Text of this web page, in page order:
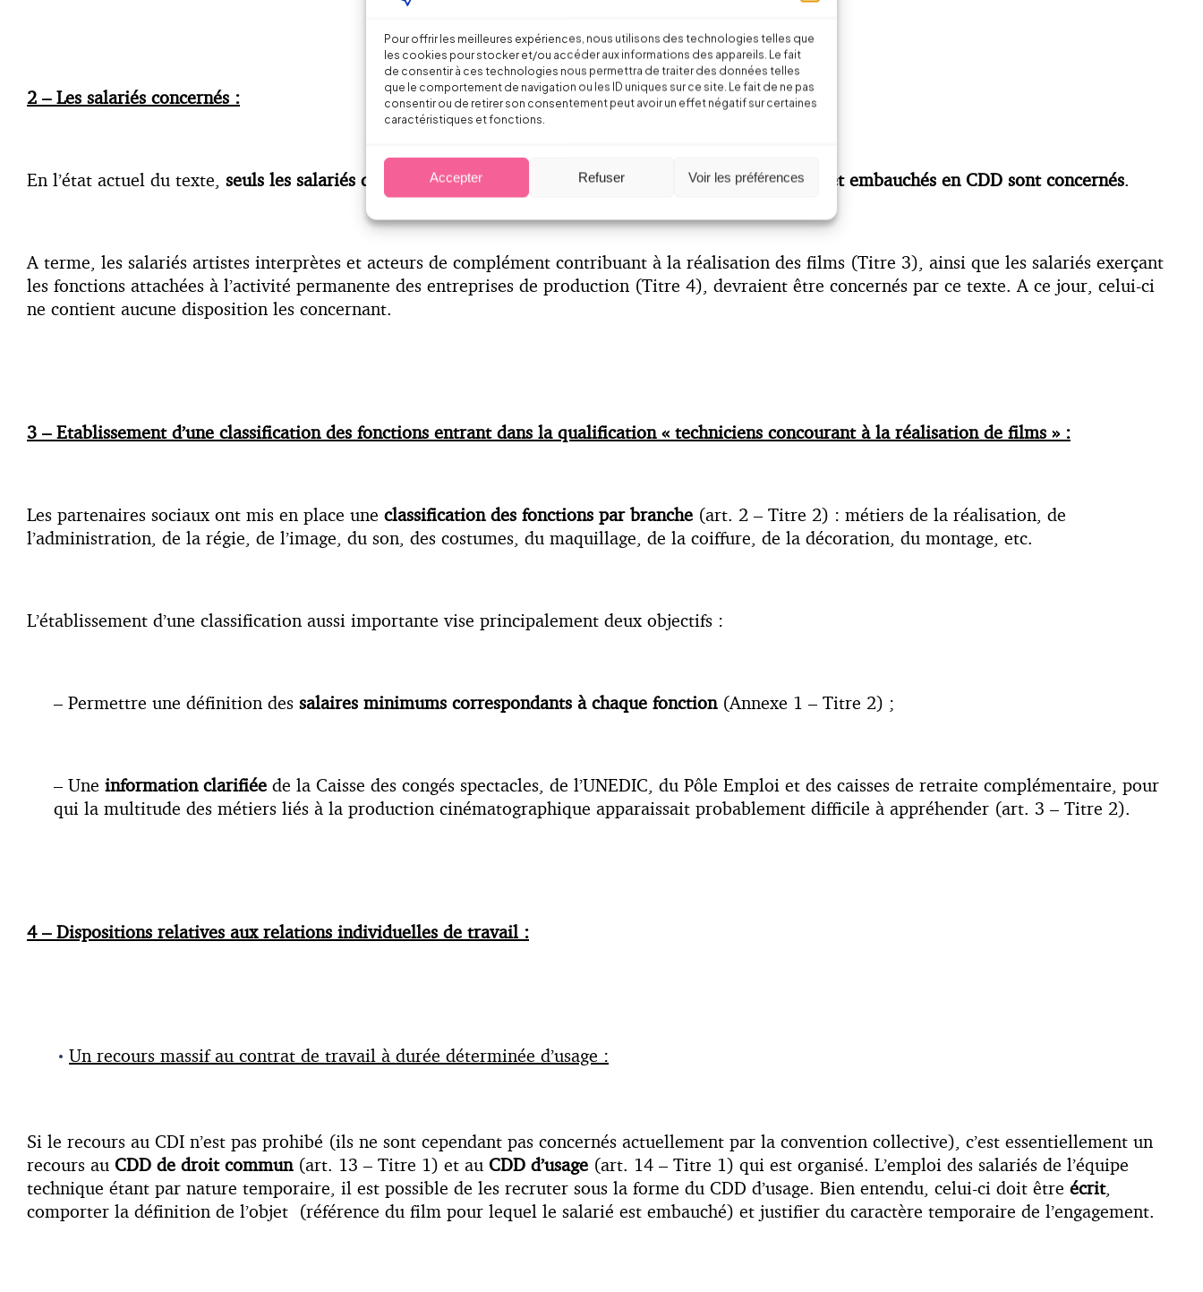
Pour offrir les meilleures expériences, nous utilisons des technologies telles que
les cookies pour stocker et/ou accéder aux informations des appareils. Le fait
de consentir à ces technologies nous permettra de traiter des données telles
que le comportement de navigation ou les ID uniques sur ce site. Le fait de ne pas
consentir ou de retirer son consentement peut avoir un effet négatif sur certaines
caractéristiques et fonctions.
Accepter Refuser Voir les préférences
2 – Les salariés concernés :
En l’état actuel du texte, seuls les salariés de l’équipe technique contribuant à la réalisation des films et embauchés en CDD sont concernés.
A terme, les salariés artistes interprètes et acteurs de complément contribuant à la réalisation des films (Titre 3), ainsi que les salariés exerçant
les fonctions attachées à l’activité permanente des entreprises de production (Titre 4), devraient être concernés par ce texte. A ce jour, celui-ci
ne contient aucune disposition les concernant.
3 – Etablissement d’une classification des fonctions entrant dans la qualification « techniciens concourant à la réalisation de films » :
Les partenaires sociaux ont mis en place une classification des fonctions par branche (art. 2 – Titre 2) : métiers de la réalisation, de
l’administration, de la régie, de l’image, du son, des costumes, du maquillage, de la coiffure, de la décoration, du montage, etc.
L’établissement d’une classification aussi importante vise principalement deux objectifs :
– Permettre une définition des salaires minimums correspondants à chaque fonction(Annexe 1 – Titre 2) ;
– Une information clarifiée de la Caisse des congés spectacles, de l’UNEDIC, du Pôle Emploi et des caisses de retraite complémentaire, pour
qui la multitude des métiers liés à la production cinématographique apparaissait probablement difficile à appréhender (art. 3 – Titre 2).
4 – Dispositions relatives aux relations individuelles de travail :
Un recours massif au contrat de travail à durée déterminée d’usage :
Si le recours au CDI n’est pas prohibé (ils ne sont cependant pas concernés actuellement par la convention collective), c’est essentiellement un
recours au CDD de droit commun(art. 13 – Titre 1) et au CDD d’usage (art. 14 – Titre 1) qui est organisé. L’emploi des salariés de l’équipe
technique étant par nature temporaire, il est possible de les recruter sous la forme du CDD d’usage. Bien entendu, celui-ci doit être écrit,
comporter la définition de l’objet (référence du film pour lequel le salarié est embauché) et justifier du caractère temporaire de l’engagement.